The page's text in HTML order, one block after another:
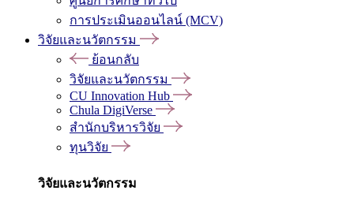
การประเมินออนไลน์ (MCV)
วิจัยและนวัตกรรม
ย้อนกลับ
วิจัยและนวัตกรรม
CU Innovation Hub
Chula DigiVerse
สำนักบริหารวิจัย
ทุนวิจัย
วิจัยและนวัตกรรม